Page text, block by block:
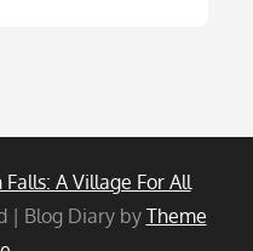
Falls: A Village For All
| Blog Diary by Theme